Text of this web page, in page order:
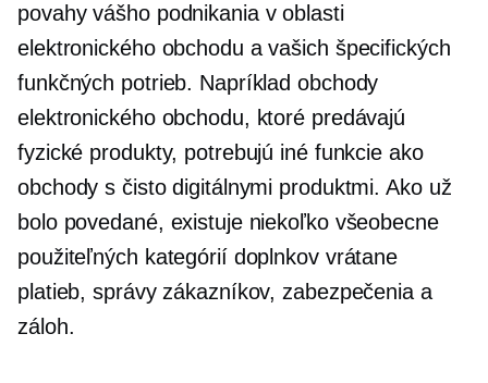
povahy vášho podnikania v oblasti
elektronického obchodu a vašich špecifických
funkčných potrieb. Napríklad obchody
elektronického obchodu, ktoré predávajú
fyzické produkty, potrebujú iné funkcie ako
obchody s čisto digitálnymi produktmi. Ako už
bolo povedané, existuje niekoľko všeobecne
použiteľných kategórií doplnkov vrátane
platieb, správy zákazníkov, zabezpečenia a
záloh.